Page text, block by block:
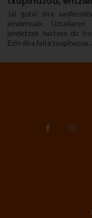
Jai gutxi dira
jendetsuak.
jendetzak hartzen du
Ezin dira falta txupinazoa,